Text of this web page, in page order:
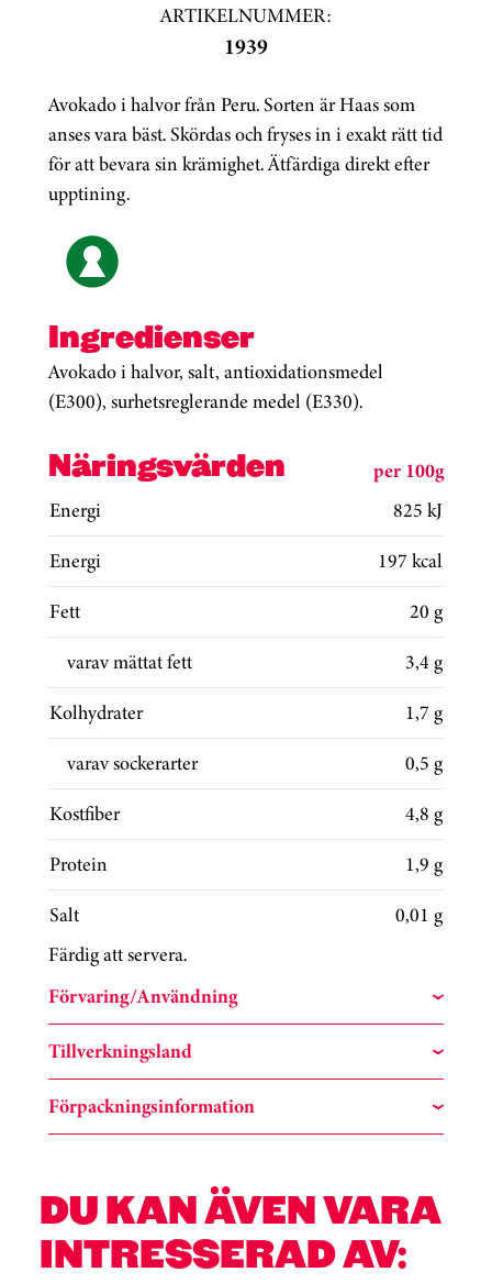
ARTIKELNUMMER:
1939
Avokado i halvor från Peru. Sorten är Haas som
anses vara bäst. Skördas och fryses in i exakt rätt tid
för att bevara sin krämighet. Ätfärdiga direkt efter
upptining.
Ingredienser
Avokado i halvor, salt, antioxidationsmedel
(E300), surhetsreglerande medel (E330).
Näringsvärden
per 100g
Energi
825 kJ
Energi
197 kcal
Fett
20 g
varav mättat fett
3,4 g
Kolhydrater
1,7 g
varav sockerarter
0,5 g
Kostfiber
4,8 g
Protein
1,9 g
Salt
0,01 g
Färdig att servera.
Förvaring/Användning
Tillverkningsland
Förpackningsinformation
DU KAN ÄVEN VARA
INTRESSERAD AV: